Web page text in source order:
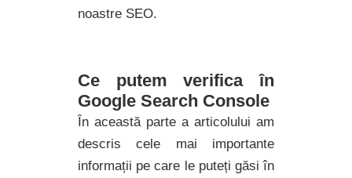
noastre SEO.
Ce putem verifica în
Google Search Console
În această parte a articolului am
descris cele mai importante
informații pe care le puteți găsi în